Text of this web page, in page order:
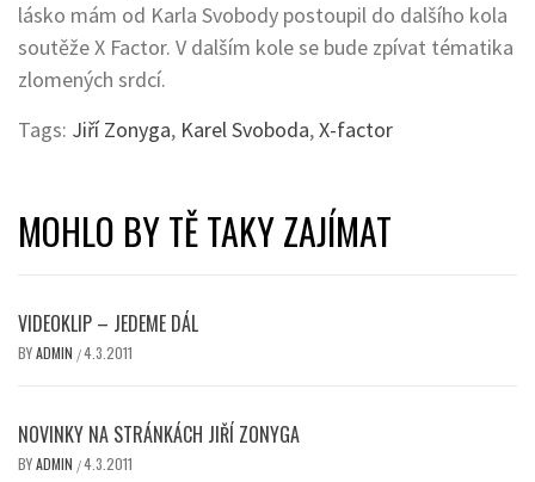
lásko mám od Karla Svobody postoupil do dalšího kola
soutěže X Factor. V dalším kole se bude zpívat tématika
zlomených srdcí.
Tags: Jiří Zonyga, Karel Svoboda,X-factor
MOHLO BY TĚ TAKY ZAJÍMAT
VIDEOKLIP – JEDEME DÁL
BYADMIN /4.3.2011
NOVINKY NA STRÁNKÁCH JIŘÍ ZONYGA
BYADMIN /4.3.2011